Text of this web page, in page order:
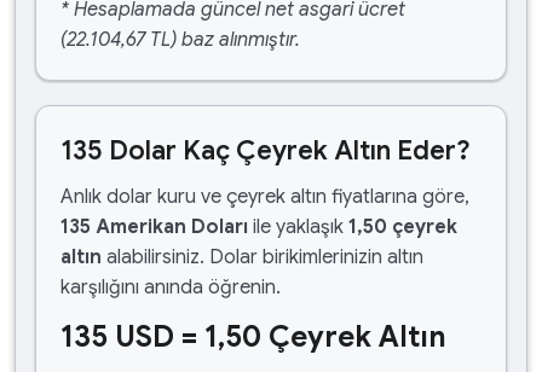
* Hesaplamada güncel net asgari ücret
(22.104,67 TL) baz alınmıştır.
135 Dolar Kaç Çeyrek Altın Eder?
Anlık dolar kuru ve çeyrek altın fiyatlarına göre,
135 Amerikan Doları ile yaklaşık 1,50 çeyrek
altın alabilirsiniz. Dolar birikimlerinizin altın
karşılığını anında öğrenin.
135 USD = 1,50 Çeyrek Altın